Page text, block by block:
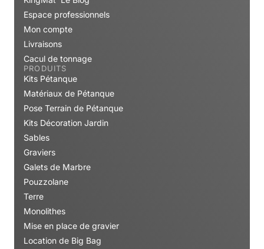
Espace professionnels
Mon compte
Livraisons
Cacul de tonnage
PRODUITS
Kits Pétanque
Matériaux de Pétanque
Pose Terrain de Pétanque
Kits Décoration Jardin
Sables
Graviers
Galets de Marbre
Pouzzolane
Terre
Monolithes
Mise en place de gravier
Location de Big Bag